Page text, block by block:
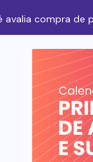
avalia compra de